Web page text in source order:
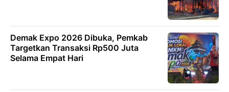
Demak Expo 2026 Dibuka, Pemkab
Targetkan Transaksi Rp500 Juta
Selama Empat Hari